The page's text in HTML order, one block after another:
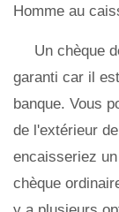
Homme au
Un chèque
garanti car il
banque. Vous
de l'extérieur
encaisseriez
chèque